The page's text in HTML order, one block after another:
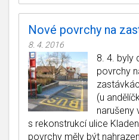
Nové povrchy na
8. 4. 2016
8. 4. byly
povrchy
(u
narušeny
s rekonstrukcí ulice
povrchy měly být